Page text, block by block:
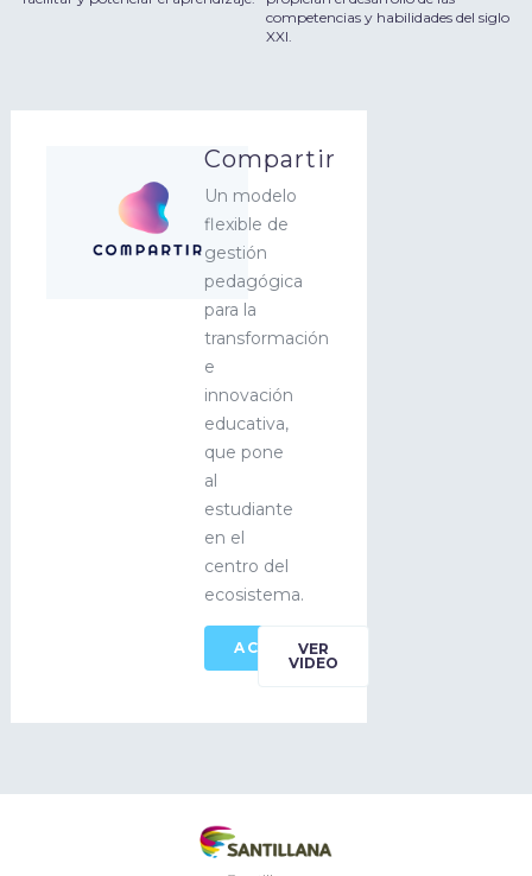
competencias y habilidades del siglo
XXI.
Compartir
Un modelo
flexible de
gestión
pedagógica
para la
transformación
e
innovación
educativa,
que pone
al
estudiante
en el
centro del
ecosistema.
ACCEDEVER
VIDEO